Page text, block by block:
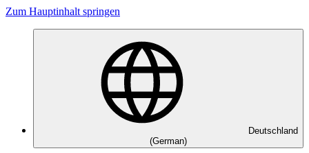
Zum Hauptinhalt springen
Deutschland
(German)